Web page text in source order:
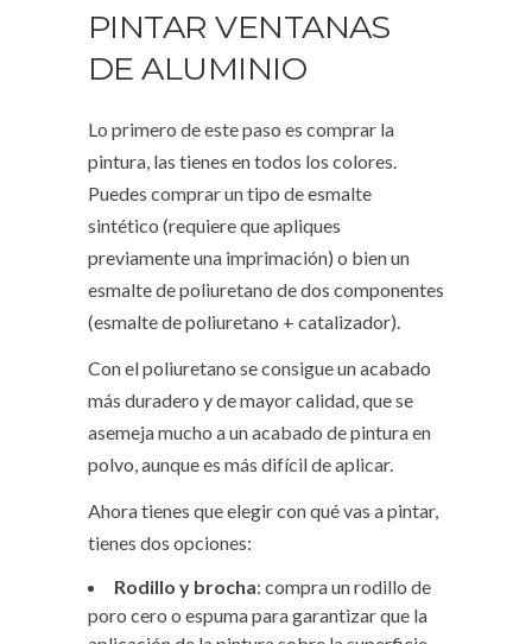
PINTAR VENTANAS
DE ALUMINIO
Lo primero de este paso es comprar la
pintura, las tienes en todos los colores.
Puedes comprar untipo de esmalte
sintético (requiere que apliques
previamente una imprimación) o bien un
esmalte de poliuretano de dos componentes
(esmalte de poliuretano + catalizador).
Con el poliuretano se consigue un acabado
más duradero y de mayor calidad, que se
asemeja mucho a un acabado de pintura en
polvo, aunque es más difícil de aplicar.
Ahora tienes que elegir con qué vas a pintar,
tienes dos opciones:
Rodillo y brocha: compra un rodillo de
poro cero o espuma para garantizar que la